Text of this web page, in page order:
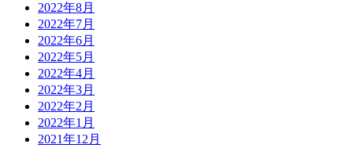
2022年8月
2022年7月
2022年6月
2022年5月
2022年4月
2022年3月
2022年2月
2022年1月
2021年12月